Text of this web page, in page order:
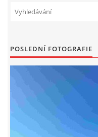
POSLEDNÍ FOTOGRAFIE